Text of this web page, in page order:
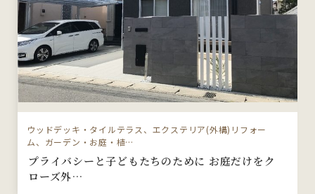
ウッドデッキ・タイルテラス、エクステリア(外構)リフォー
ム、ガーデン・お庭・植…
プライバシーと子どもたちのために お庭だけをク
ローズ外…